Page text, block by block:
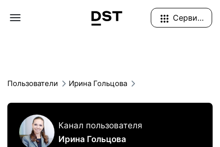
Navigation Menu Сервисы
Пользователи Ирина Гольцова
Канал пользователя
Ирина Гольцова